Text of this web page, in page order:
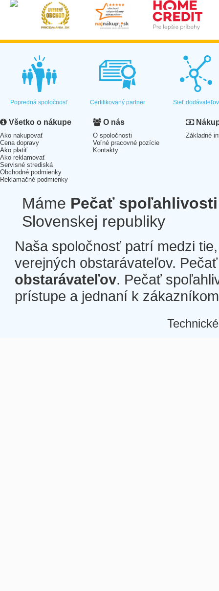
Popredná spoločnosť Certifikovaný partner Sieť dodávateľov
Všetko o nákupe
Ako nakupovať
Cena dopravy
Ako platiť
Ako reklamovať
Servisné strediská
Obchodné podmienky
Reklamačné podmienky
O nás
O spoločnosti
Voľné pracovné pozície
Kontakty
Základné
Máme Pečať spoľahlivosti
Slovenskej republiky
Naša spoločnosť patrí medzi
verejných obstarávateľov.
obstarávateľov. Pečať
prístupe a jednaní k